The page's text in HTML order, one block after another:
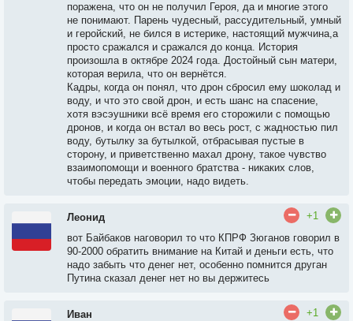
поражена, что он не получил Героя, да и многие этого
не понимают. Парень чудесный, рассудительный, умный
и геройский, не бился в истерике, настоящий мужчина,а
просто сражался и сражался до конца. История
произошла в октябре 2024 года. Достойный сын матери,
которая верила, что он вернётся.
Кадры, когда он понял, что дрон сбросил ему шоколад и
воду, и что это свой дрон, и есть шанс на спасение,
хотя вэсэушники всё время его сторожили с помощью
дронов, и когда он встал во весь рост, с жадностью пил
воду, бутылку за бутылкой, отбрасывая пустые в
сторону, и приветственно махал дрону, такое чувство
взаимопомощи и военного братства - никаких слов,
чтобы передать эмоции, надо видеть.
Леонид
+1
вот Байбаков наговорил то что КПРФ Зюганов говорил в
90-2000 обратить внимание на Китай и деньги есть, что
надо забыть что денег нет, особенно помнится друган
Путина сказал денег нет но вы держитесь
Иван
+1